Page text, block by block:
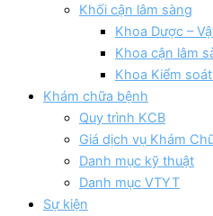
Khối cận lâm sàng
Khoa Dược –
Khoa cận lâm
Khoa Kiểm
Khám chữa bệnh
Quy trình KCB
Giá dịch vụ Khám
Danh mục kỹ thuật
Danh mục VTYT
Sự kiện